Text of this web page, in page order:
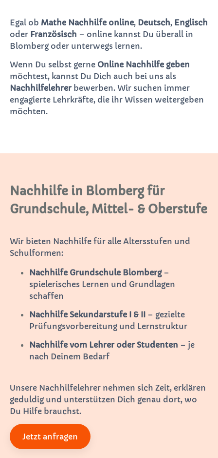
Egal ob Mathe Nachhilfe online, Deutsch, Englisch
oder Französisch – online kannst Du überall in
Blomberg oder unterwegs lernen.
Wenn Du selbst gerne Online Nachhilfe geben
möchtest, kannst Du Dich auch bei uns als
Nachhilfelehrerbewerben. Wir suchen immer
engagierte Lehrkräfte, die ihr Wissen weitergeben
möchten.
Nachhilfe in Blomberg für
Grundschule, Mittel- & Oberstufe
Wir bieten Nachhilfe für alle Altersstufen und
Schulformen:
Nachhilfe Grundschule Blomberg–
spielerisches Lernen und Grundlagen
schaffen
Nachhilfe Sekundarstufe I & II – gezielte
Prüfungsvorbereitung und Lernstruktur
Nachhilfe vom Lehrer oder Studenten – je
nach Deinem Bedarf
Unsere Nachhilfelehrer nehmen sich Zeit, erklären
geduldig und unterstützen Dich genau dort, wo
Du Hilfe brauchst.
Jetzt anfragen